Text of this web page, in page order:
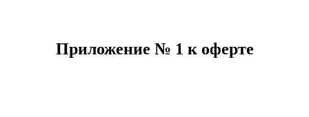
Приложение № 1 к оферте